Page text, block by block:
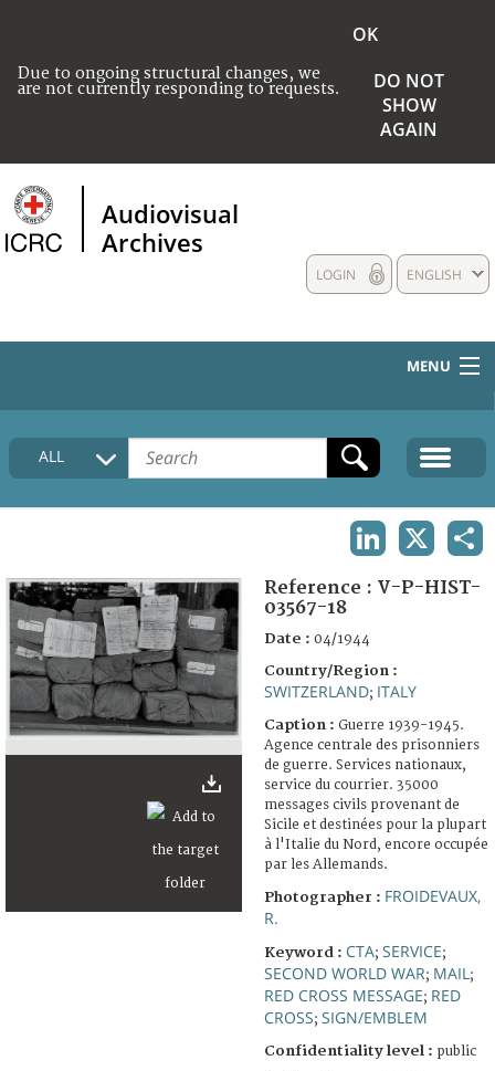
Due to ongoing structural changes, we
are not currently responding to requests.
OK
DO NOT
SHOW
AGAIN
Audiovisual
Archives
ENGLISH
LOGIN
MENU
HOME
COLLECTIONS DESCRIPTION
FAQ
ALL
Reference : V-P-HIST-
03567-18
Date : 04/1944
Country/Region :
SWITZERLAND; ITALY
Caption : Guerre 1939-1945.
Agence centrale des prisonniers
de guerre. Services nationaux,
service du courrier. 35000
messages civils provenant de
Sicile et destinées pour la plupart
à l'Italie du Nord, encore occupée
par les Allemands.
Photographer : FROIDEVAUX,
R.
Keyword : CTA; SERVICE;
SECOND WORLD WAR; MAIL ;
RED CROSS MESSAGE; RED
CROSS; SIGN/EMBLEM
Confidentiality level : public